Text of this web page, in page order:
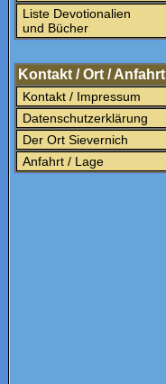
Liste Devotionalien
und Bücher
Kontakt / Ort / Anfahrt
Kontakt / Impressum
Datenschutzerklärung
Der Ort Sievernich
Anfahrt / Lage